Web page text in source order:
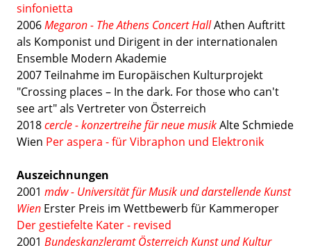
sinfonietta
2006Megaron - The Athens Concert HallAthen Auftritt
als Komponist und Dirigent in der internationalen
Ensemble Modern Akademie
2007 Teilnahme im Europäischen Kulturprojekt
"Crossing places – In the dark. For those who can't
see art" als Vertreter von Österreich
2018cercle - konzertreihe für neue musikAlte Schmiede
Wien Per aspera - für Vibraphon und Elektronik
Auszeichnungen
2001 mdw - Universität für Musik und darstellende Kunst
Wien Erster Preis im Wettbewerb für Kammeroper
Der gestiefelte Kater - revised
2001 Bundeskanzleramt Österreich Kunst und Kultur